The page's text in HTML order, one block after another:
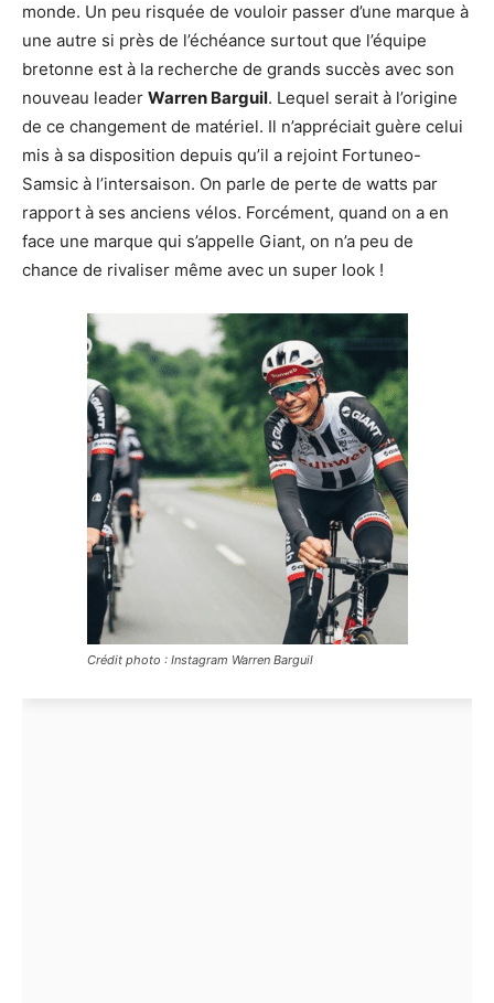
monde. Un peu risquée de vouloir passer d’une marque à
une autre si près de l’échéance surtout que l’équipe
bretonne est à la recherche de grands succès avec son
nouveau leader Warren Barguil. Lequel serait à l’origine
de ce changement de matériel. Il n’appréciait guère celui
mis à sa disposition depuis qu’il a rejoint Fortuneo-
Samsic à l’intersaison. On parle de perte de watts par
rapport à ses anciens vélos. Forcément, quand on a en
face une marque qui s’appelle Giant, on n’a peu de
chance de rivaliser même avec un super look !
Crédit photo : Instagram Warren Barguil